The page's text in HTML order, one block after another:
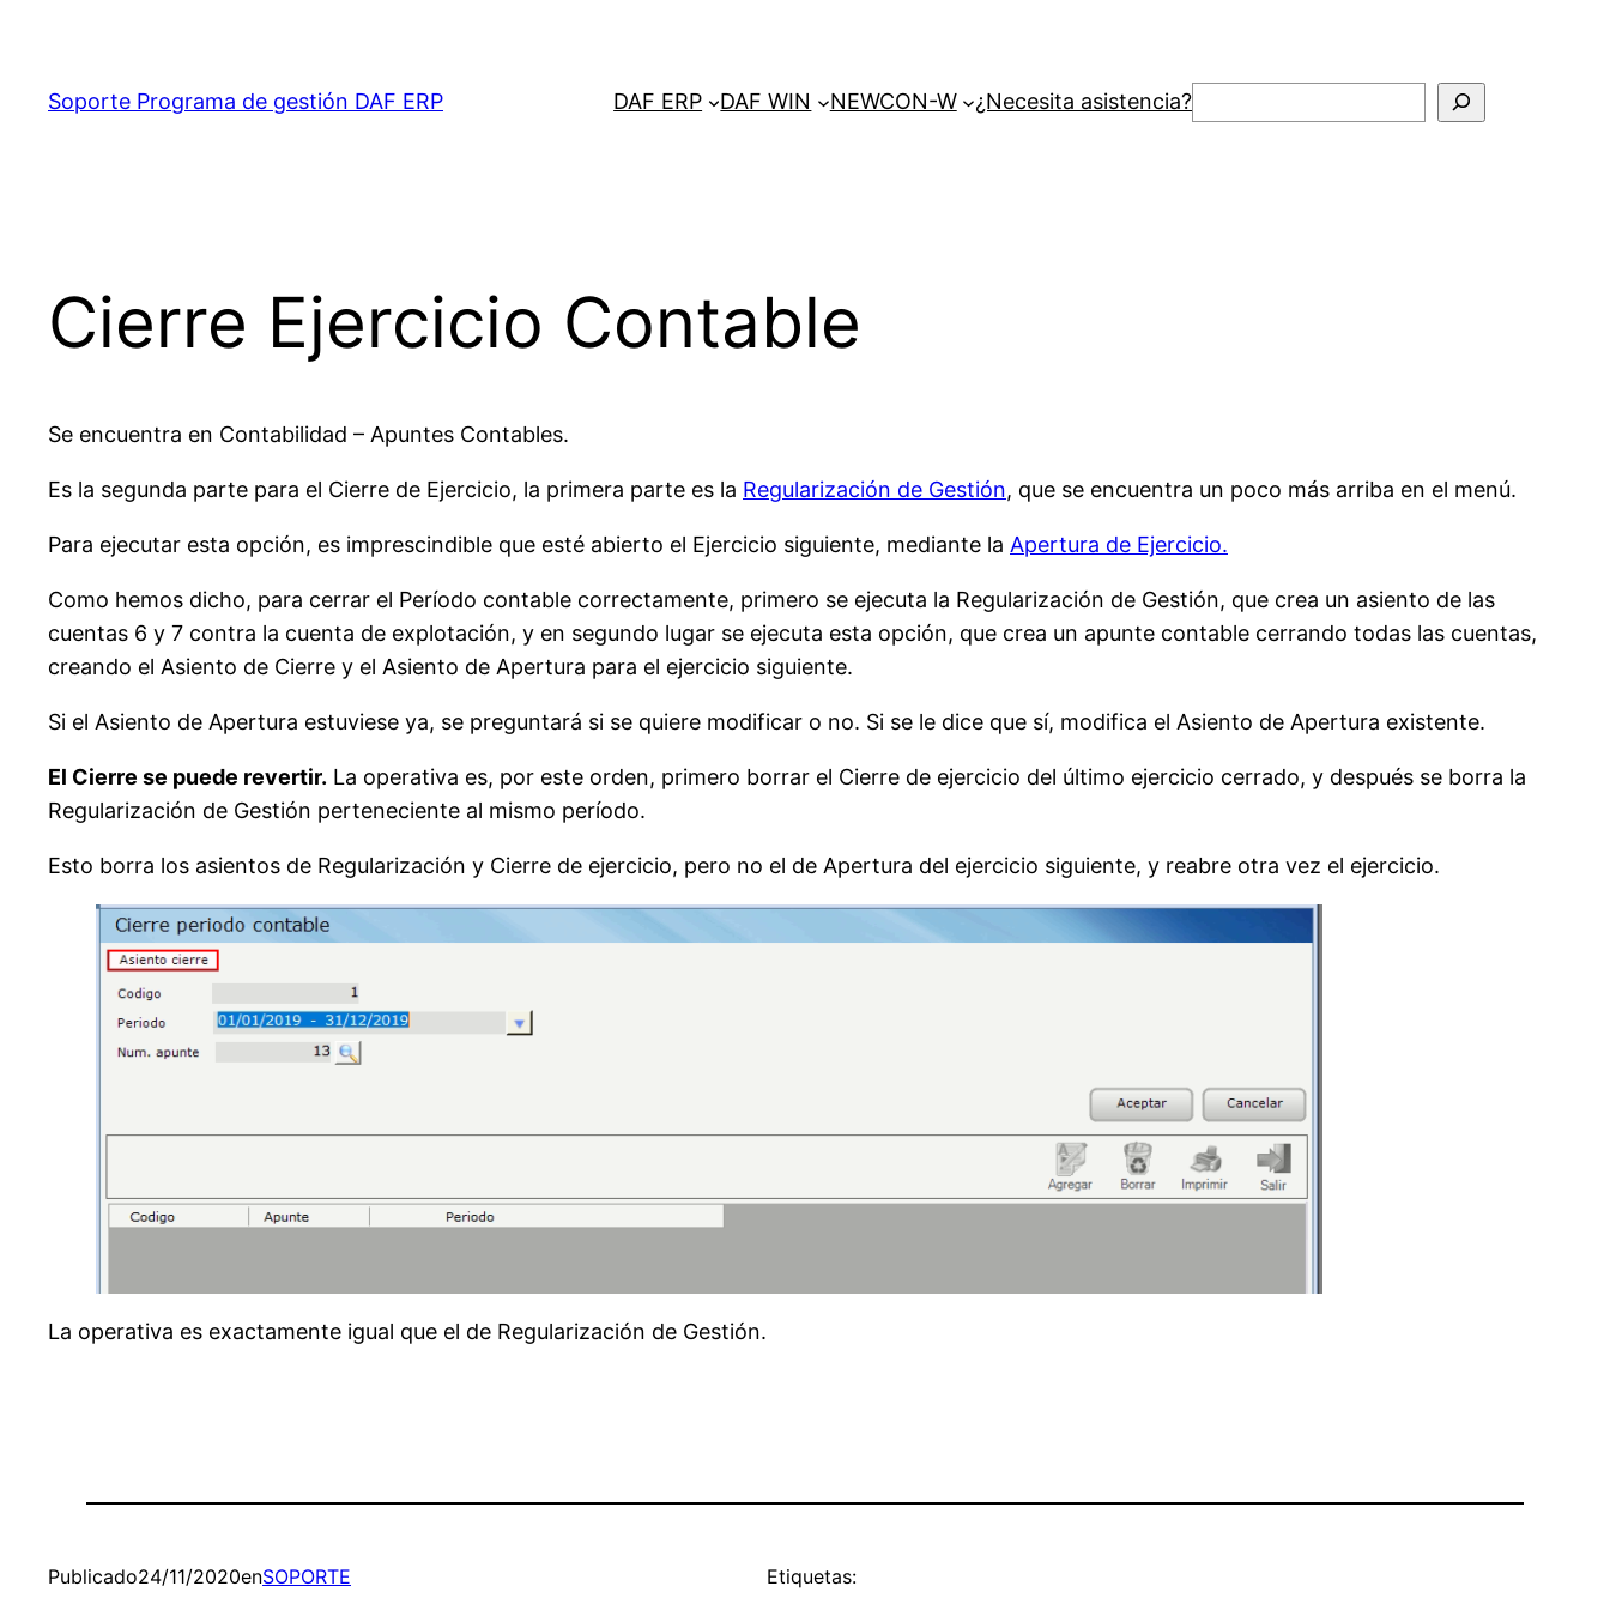
contenido
Soporte Programa de gestión DAF ERP DAF ERP DAF WIN NEWCON-W ¿Necesita asistencia?Buscar
Cierre Ejercicio Contable
Se encuentra en Contabilidad – Apuntes Contables.
Es la segunda parte para el Cierre de Ejercicio, la primera parte es la Regularización de Gestión, que se encuentra un poco más arriba en el menú.
Para ejecutar esta opción, es imprescindible que esté abierto el Ejercicio siguiente, mediante la Apertura de Ejercicio.
Como hemos dicho, para cerrar el Período contable correctamente, primero se ejecuta la Regularización de Gestión, que crea un asiento de las
cuentas 6 y 7 contra la cuenta de explotación, y en segundo lugar se ejecuta esta opción, que crea un apunte contable cerrando todas las cuentas,
creando el Asiento de Cierre y el Asiento de Apertura para el ejercicio siguiente.
Si el Asiento de Apertura estuviese ya, se preguntará si se quiere modificar o no. Si se le dice que sí, modifica el Asiento de Apertura existente.
El Cierre se puede revertir. La operativa es, por este orden, primero borrar el Cierre de ejercicio del último ejercicio cerrado, y después se borra la
Regularización de Gestión perteneciente al mismo período.
Esto borra los asientos de Regularización y Cierre de ejercicio, pero no el de Apertura del ejercicio siguiente, y reabre otra vez el ejercicio.
La operativa es exactamente igual que el de Regularización de Gestión.
Publicado24/11/2020enSOPORTE Etiquetas: